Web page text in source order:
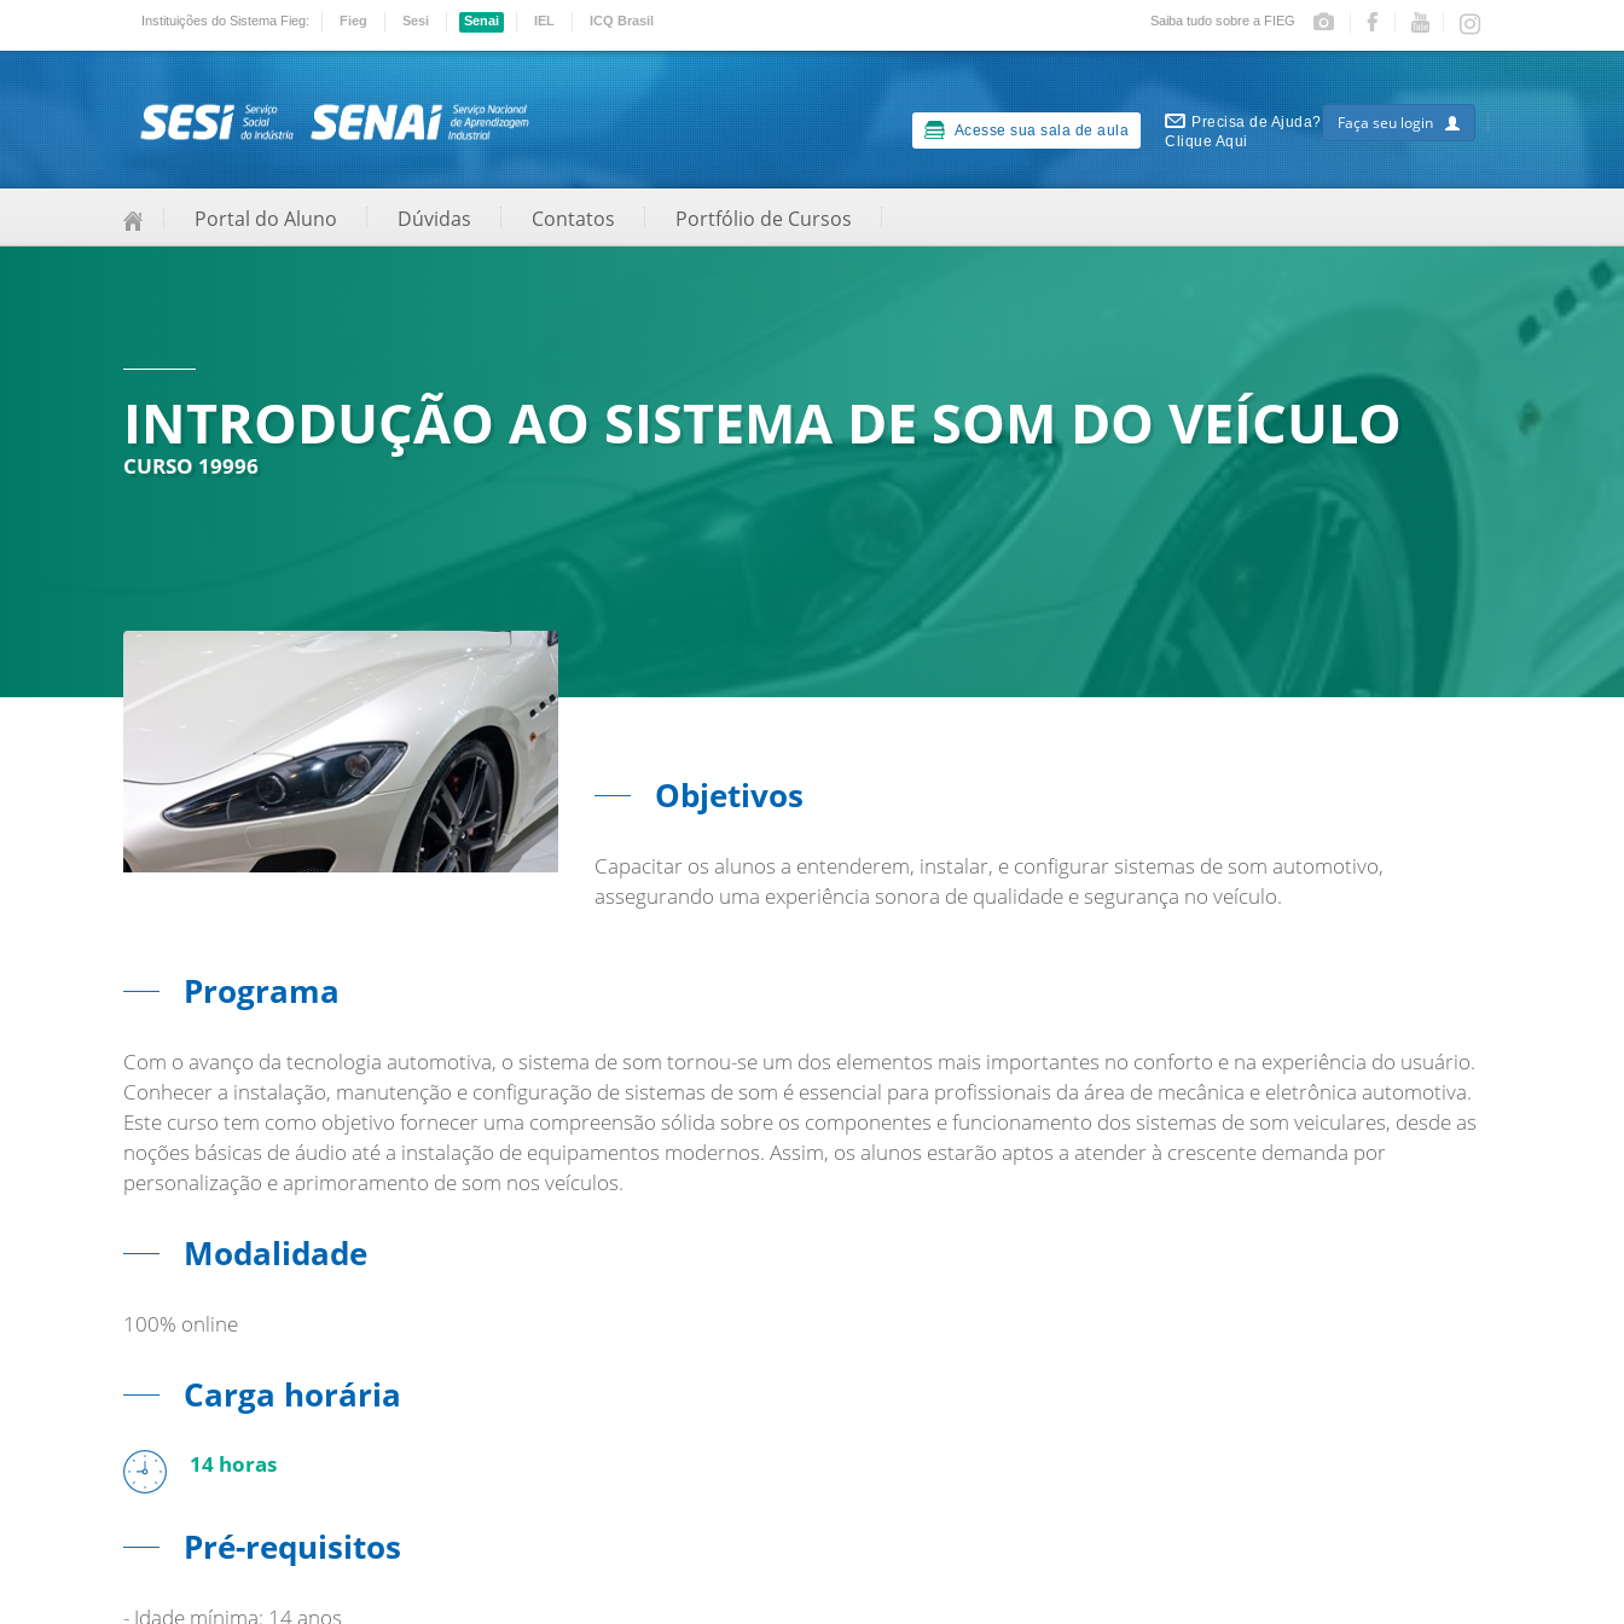
Instituições do Sistema Fieg: Fieg Sesi Senai IEL ICQ Brasil Saiba tudo sobre a FIEG
Acesse sua sala de aula
Precisa de Ajuda?
Clique Aqui
Faça seu login
Portal do Aluno Dúvidas Contatos Portfólio de Cursos
INTRODUÇÃO AO SISTEMA DE SOM DO VEÍCULO
CURSO 19996
Objetivos
Capacitar os alunos a entenderem, instalar, e configurar sistemas de som automotivo,
assegurando uma experiência sonora de qualidade e segurança no veículo.
Programa
Com o avanço da tecnologia automotiva, o sistema de som tornou-se um dos elementos mais importantes no conforto e na experiência do usuário.
Conhecer a instalação, manutenção e configuração de sistemas de som é essencial para profissionais da área de mecânica e eletrônica automotiva.
Este curso tem como objetivo fornecer uma compreensão sólida sobre os componentes e funcionamento dos sistemas de som veiculares, desde as
noções básicas de áudio até a instalação de equipamentos modernos. Assim, os alunos estarão aptos a atender à crescente demanda por
personalização e aprimoramento de som nos veículos.
Modalidade
100% online
Carga horária
14 horas
Pré-requisitos
- Idade mínima: 14 anos